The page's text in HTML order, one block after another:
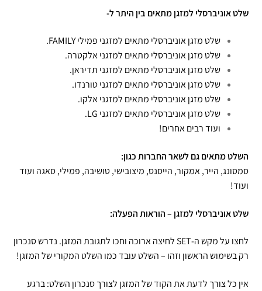
שלט אוניברסלי למזגן מתאים בין היתר ל-
שלט מזגן אוניברסלי מתאים למזגני פמילי FAMILY.
שלט מזגן אוניברסלי מתאים למזגני אלקטרה.
שלט מזגן אוניברסלי מתאים למזגני תדיראן.
שלט מזגן אוניברסלי מתאים למזגני טורנדו.
שלט מזגן אוניברסלי מתאים למזגני אלקו.
שלט מזגן אוניברסלי מתאים למזגני LG.
ועוד רבים אחרים!
השלט מתאים גם לשאר החברות כגון:
סמסונג, הייר, אמקור, הייסנס, מיצובישי, טושיבה, פמילי, סאגה ועוד
ועוד!
שלט אוניברסלי למזגן – הוראות הפעלה:
לחצו על מקש ה-SET לחיצה ארוכה וחכו לתגובת המזגן. נדרש סנכרון
רק בשימוש הראשון וזהו – השלט עובד כמו השלט המקורי של המזגן!
אין כל צורך לדעת את הקוד של המזגן לצורך סנכרון השלט: ברגע